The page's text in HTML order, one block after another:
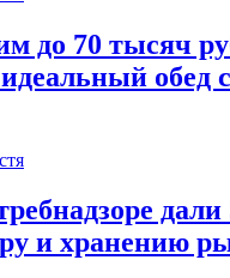
до 70 тысяч
обед
дали
и хранению